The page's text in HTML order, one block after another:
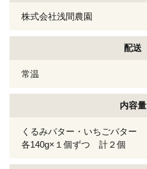
株式会社浅間農園
配送
常温
内容量
くるみバター・いちごバター
各140g×１個ずつ 計２個